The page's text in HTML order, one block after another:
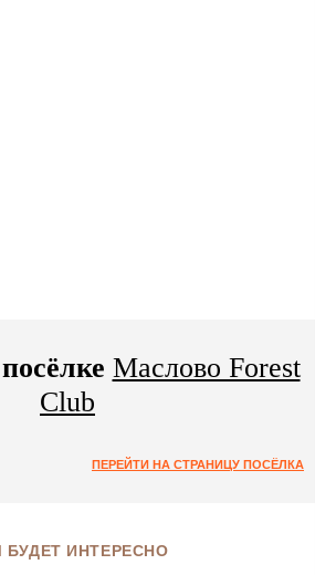
Маслово Forest
Club
ПЕРЕЙТИ НА СТРАНИЦУ ПОСЁЛКА
БУДЕТ ИНТЕРЕСНО